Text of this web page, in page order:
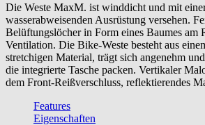
Die Weste MaxM. ist winddicht und mit
wasserabweisenden Ausrüstung versehen.
Belüftungslöcher in Form eines Baumes am
Ventilation. Die Bike-Weste besteht aus
stretchigen Material, trägt sich angenehm
die integrierte Tasche packen. Vertikaler
dem Front-Reißverschluss, reflektierendes
Features
Eigenschaften